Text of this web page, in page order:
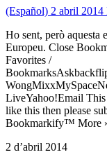
(Español) 2 abril 2014
Ho sent, però aquesta
Europeu. Close
Favorites /
LiveYahoo!Email
like this then please
Bookmarkify™ More
2 d’abril 2014